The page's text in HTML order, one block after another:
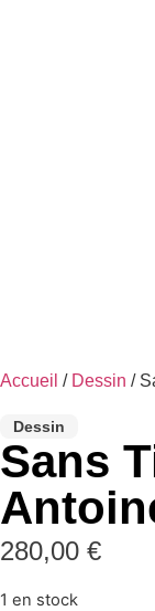
Accueil / Dessin /
Dessin
Sans
280,00 €
1 en stock